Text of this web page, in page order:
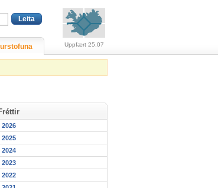
2026
2025
2024
2023
2022
Uppfært 25.07